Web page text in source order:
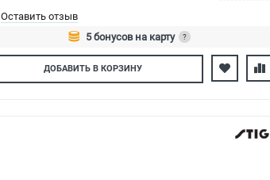
Оставить отзыв
5 бонусов на карту
?
Авторизуйтесь
ДОБАВИТЬВ КОРЗИНУ